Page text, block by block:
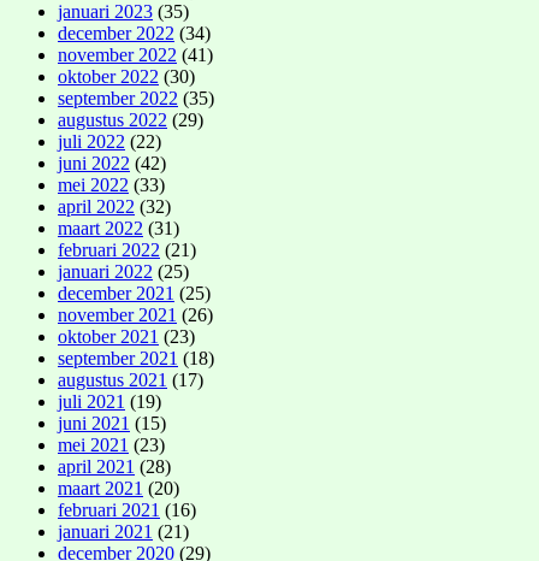
januari 2023 (35)
december 2022 (34)
november 2022 (41)
oktober 2022 (30)
september 2022 (35)
augustus 2022 (29)
juli 2022 (22)
juni 2022 (42)
mei 2022 (33)
april 2022 (32)
maart 2022 (31)
februari 2022 (21)
januari 2022 (25)
december 2021 (25)
november 2021 (26)
oktober 2021 (23)
september 2021 (18)
augustus 2021 (17)
juli 2021 (19)
juni 2021 (15)
mei 2021 (23)
april 2021 (28)
maart 2021 (20)
februari 2021 (16)
januari 2021 (21)
december 2020 (29)